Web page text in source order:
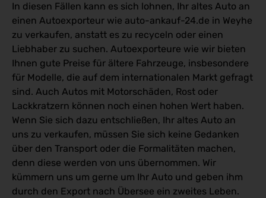
In diesen Fällen kann es sich lohnen, Ihr altes Auto an
einen Autoexporteur wie auto-ankauf-24.de in Weyhe
zu verkaufen, anstatt es zu recyceln oder einen
Liebhaber zu suchen. Autoexporteure wie wir bieten
Ihnen gute Preise für ältere Fahrzeuge, insbesondere
für Modelle, die auf dem internationalen Markt gefragt
sind. Auch Autos mit Motorschäden, Rost oder
Lackkratzern können noch einen hohen Wert haben.
Wenn Sie sich dazu entschließen, Ihr altes Auto an
uns zu verkaufen, müssen Sie sich keine Gedanken
über den Transport oder die Formalitäten machen,
denn diese werden von uns übernommen. Wir
kümmern uns um gerne um Ihr Auto und geben ihm
durch den Export nach Übersee ein zweites Leben.